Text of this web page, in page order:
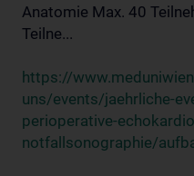
Anatomie Max. 40
Teilne...
https://
uns/events/jaehrliche-
perioperative-
notfallsonographie/